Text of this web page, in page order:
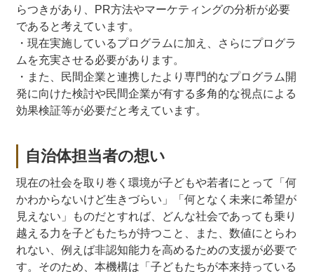
らつきがあり、PR方法やマーケティングの分析が必要
であると考えています。
・現在実施しているプログラムに加え、さらにプログラ
ムを充実させる必要があります。
・また、民間企業と連携したより専門的なプログラム開
発に向けた検討や民間企業が有する多角的な視点による
効果検証等が必要だと考えています。
自治体担当者の想い
現在の社会を取り巻く環境が子どもや若者にとって「何
かわからないけど生きづらい」「何となく未来に希望が
見えない」ものだとすれば、どんな社会であっても乗り
越える力を子どもたちが持つこと、また、数値にとらわ
れない、例えば非認知能力を高めるための支援が必要で
す。そのため、本機構は「子どもたちが本来持っている